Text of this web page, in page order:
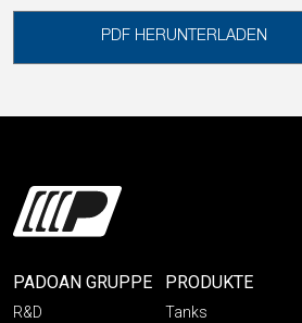
PDF HERUNTERLADEN
PADOAN GRUPPE
R&D
PRODUKTE
Tanks